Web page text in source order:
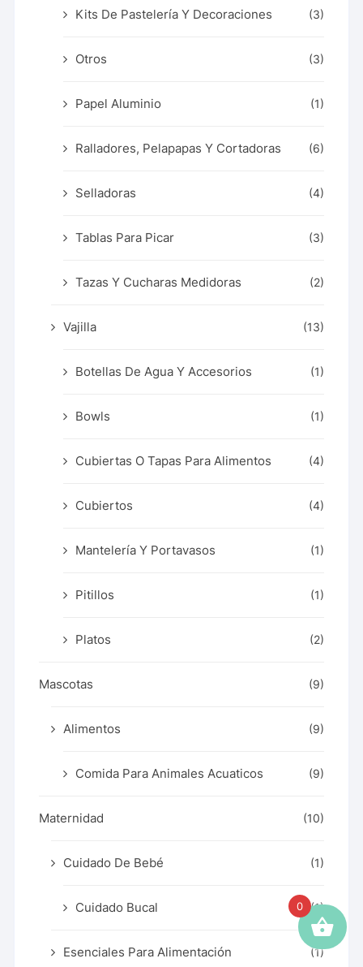
Kits De Pastelería Y Decoraciones (3)
Otros (3)
Papel Aluminio (1)
Ralladores, Pelapapas Y Cortadoras (6)
Selladoras (4)
Tablas Para Picar (3)
Tazas Y Cucharas Medidoras (2)
Vajilla (13)
Botellas De Agua Y Accesorios (1)
Bowls (1)
Cubiertas O Tapas Para Alimentos (4)
Cubiertos (4)
Mantelería Y Portavasos (1)
Pitillos (1)
Platos (2)
Mascotas (9)
Alimentos (9)
Comida Para Animales Acuaticos (9)
Maternidad (10)
Cuidado De Bebé (1)
Cuidado Bucal (1)
Esenciales Para Alimentación (1)
0